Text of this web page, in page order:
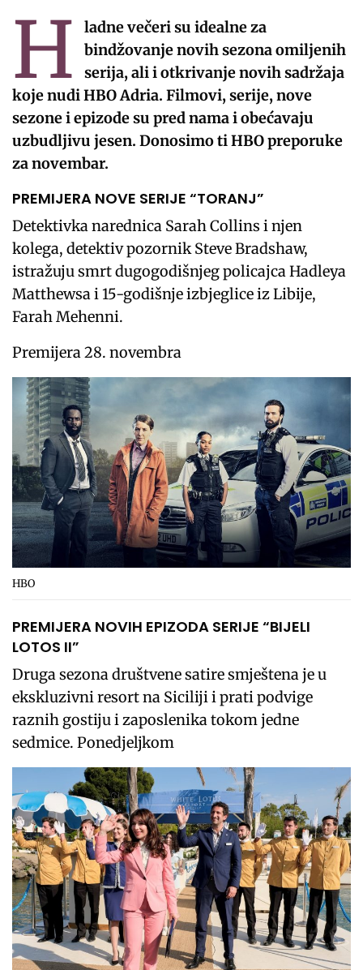
H
ladne večeri su idealne za
bindžovanje novih sezona omiljenih
serija, ali i otkrivanje novih sadržaja
koje nudi HBO Adria. Filmovi, serije, nove
sezone i epizode su pred nama i obećavaju
uzbudljivu jesen. Donosimo ti HBO preporuke
za novembar.
PREMIJERA NOVE SERIJE “TORANJ”
Detektivka narednica Sarah Collins i njen
kolega, detektiv pozornik Steve Bradshaw,
istražuju smrt dugogodišnjeg policajca Hadleya
Matthewsa i 15-godišnje izbjeglice iz Libije,
Farah Mehenni.
Premijera 28. novembra
HBO
PREMIJERA NOVIH EPIZODA SERIJE “BIJELI
LOTOS II”
Druga sezona društvene satire smještena je u
ekskluzivni resort na Siciliji i prati podvige
raznih gostiju i zaposlenika tokom jedne
sedmice. Ponedjeljkom